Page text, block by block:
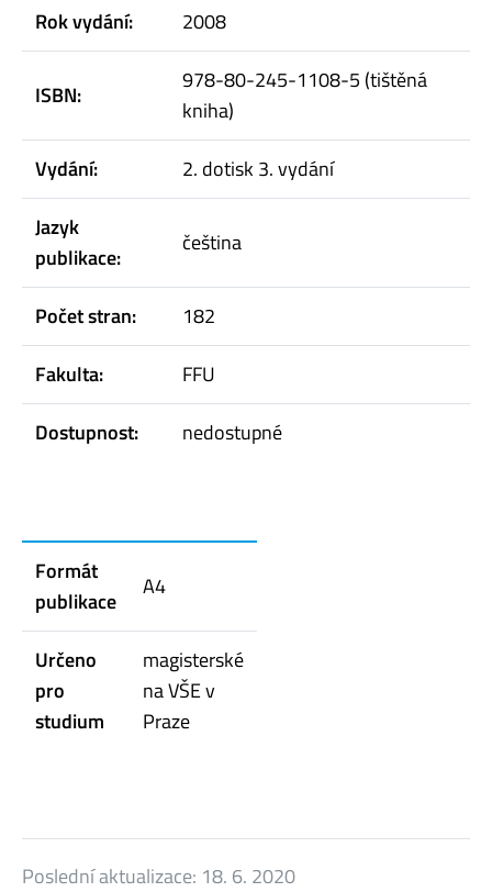
Rok vydání:
2008
ISBN:
978-80-245-1108-5 (tištěná
kniha)
Vydání:
2. dotisk 3. vydání
Jazyk
publikace:
čeština
Počet stran:
182
Fakulta:
FFU
Dostupnost:
nedostupné
Formát
publikace
A4
Určeno
pro
studium
magisterské
na VŠE v
Praze
Poslední aktualizace: 18. 6. 2020